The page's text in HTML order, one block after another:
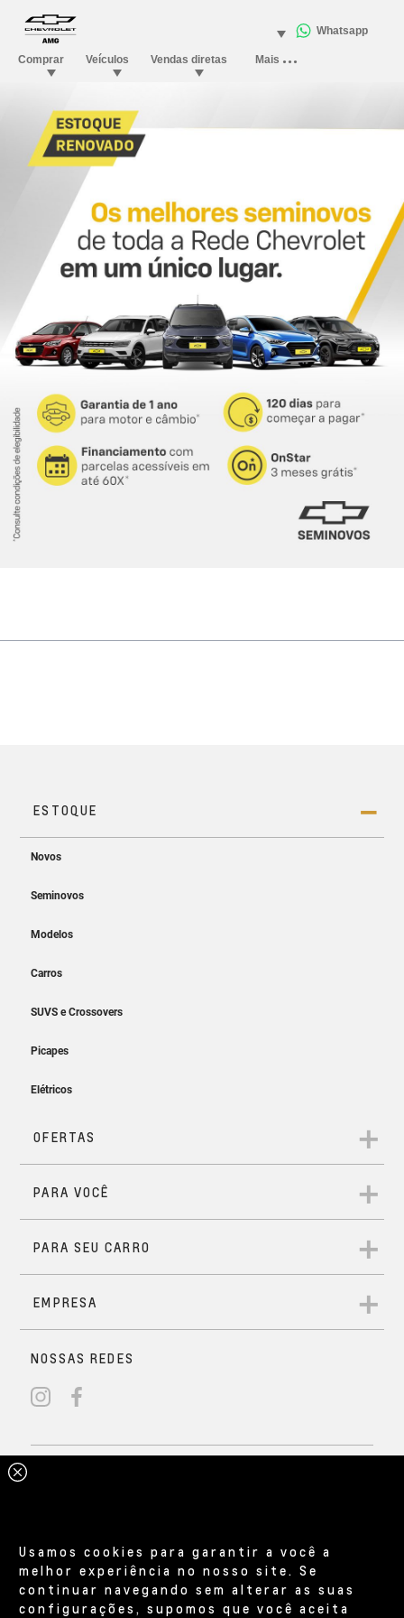
Usamos cookies para garantir a você a
melhor experiência no nosso site. Se
continuar navegando sem alterar as suas
configurações, supomos que você aceita